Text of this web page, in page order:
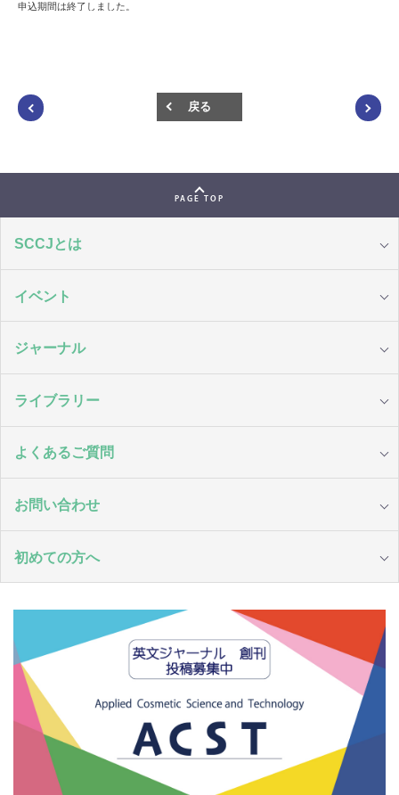
申込期間は終了しました。
戻る
PAGE TOP
SCCJとは
イベント
ジャーナル
ライブラリー
よくあるご質問
お問い合わせ
初めての方へ